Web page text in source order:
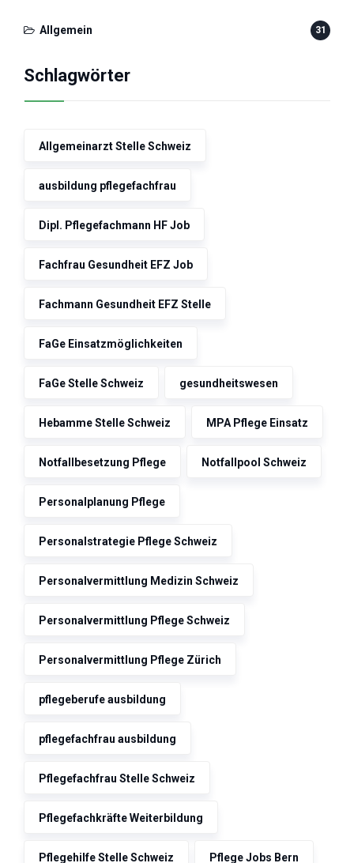
Allgemein 31
Schlagwörter
Allgemeinarzt Stelle Schweiz
ausbildung pflegefachfrau
Dipl. Pflegefachmann HF Job
Fachfrau Gesundheit EFZ Job
Fachmann Gesundheit EFZ Stelle
FaGe Einsatzmöglichkeiten
FaGe Stelle Schweiz gesundheitswesen
Hebamme Stelle Schweiz MPA Pflege Einsatz
Notfallbesetzung Pflege Notfallpool Schweiz
Personalplanung Pflege
Personalstrategie Pflege Schweiz
Personalvermittlung Medizin Schweiz
Personalvermittlung Pflege Schweiz
Personalvermittlung Pflege Zürich
pflegeberufe ausbildung
pflegefachfrau ausbildung
Pflegefachfrau Stelle Schweiz
Pflegefachkräfte Weiterbildung
Pflegehilfe Stelle Schweiz Pflege Jobs Bern